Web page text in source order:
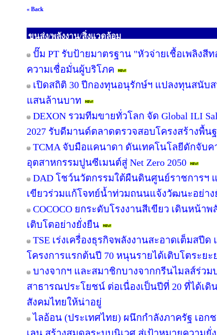
« Back
ขนส่ง/พลังงาน/สิ่งแวดล้อม
ปั๊ม PT รับป้ายมาตรฐาน "หัวจ่ายเชื้อเพลิงสี
ความเชื่อมั่นผู้บริโภค
เปิดสถิติ 30 ปีกองทุนอนุรักษ์ฯ แปลงทุนสนับ
แสนล้านบาท
DEXON รวมทีมขายทั่วโลก จัด Global ILI
2027 รับดีมานด์ตลาดตรวจสอบโครงสร้างพื้น
TCMA จับมือแคนาดา ดันเทคโนโลยีดักจับค
อุตสาหกรรมปูนซีเมนต์สู่ Net Zero 2050
DAD โชว์นวัตกรรมใต้ผืนดินศูนย์ราชการฯ
เขียวร่วมแก้โจทย์น้ำท่วมถนนแจ้งวัฒนะอย่าง
COCOCO ยกระดับโรงงานสีเขียว เดินหน้า
เติบโตอย่างยั่งยืน
TSE เร่งเครื่องธุรกิจพลังงานสะอาดเต็มสปีด
โครงการแรกต้นปี 70 หนุนรายได้เติบโตระยะ
บางจากฯ และสมาชิกบางจากกรีนไมลส์ร่วม
สาธารณประโยชน์ ต่อเนื่องเป็นปีที่ 20 ที่ได้เดิ
สังคมไทยให้น่าอยู่
ไลอ้อน (ประเทศไทย) ผนึกกำลังภาครัฐ เอ